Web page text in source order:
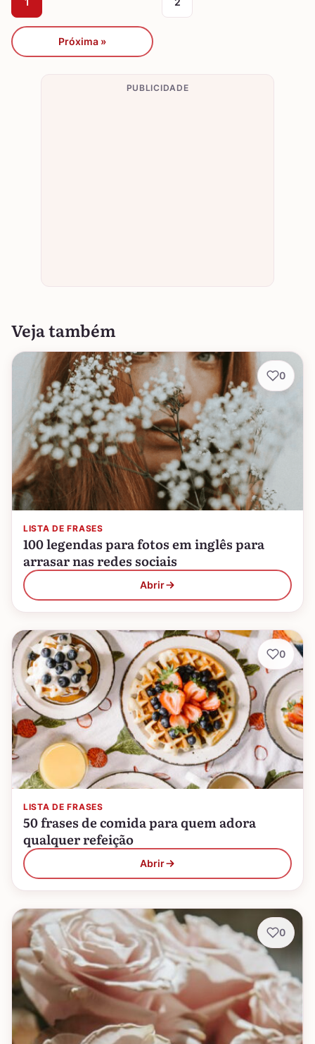
Próxima »
PUBLICIDADE
Veja também
LISTA DE FRASES
100 legendas para fotos em inglês para
arrasar nas redes sociais
Abrir
0
LISTA DE FRASES
50 frases de comida para quem adora
qualquer refeição
Abrir
0
0